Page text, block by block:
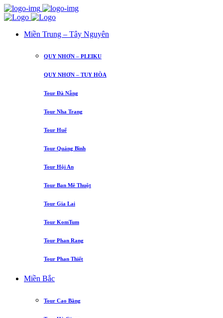
Miền Trung – Tây Nguyên
QUY NHƠN – PLEIKU
QUY NHƠN – TUY HÒA
Tour Đà Nẵng
Tour Nha Trang
Tour Huế
Tour Quảng Bình
Tour Hội An
Tour Ban Mê Thuột
Tour Gia Lai
Tour KomTum
Tour Phan Rang
Tour Phan Thiết
Miền Bắc
Tour Cao Bằng